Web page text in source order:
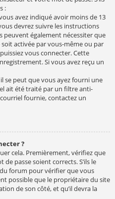
:
avez indiqué avoir moins de 13
devrez suivre les instructions
peuvent également nécessiter que
activée par vous-même ou par
vous connecter. Cette
Si vous avez reçu un
se peut que vous ayez fourni une
ait été traité par un filtre anti-
fournie, contactez un
?
cela. Premièrement, vérifiez que
passe soient corrects. S’ils le
forum pour vérifier que vous
possible que le propriétaire du site
de son côté, et qu’il devra la